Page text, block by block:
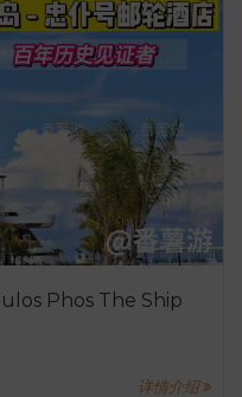
Phos The Ship
详情介绍